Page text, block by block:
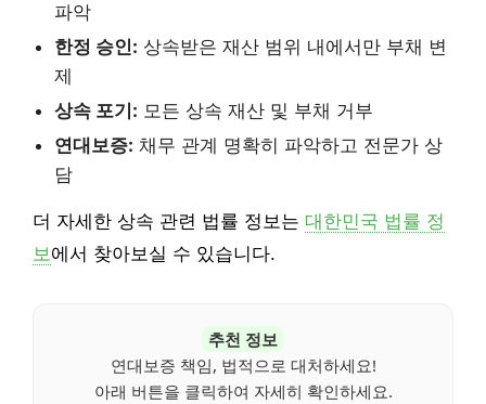
파악
한정 승인: 상속받은 재산 범위 내에서만 부채 변
제
상속 포기: 모든 상속 재산 및 부채 거부
연대보증: 채무 관계 명확히 파악하고 전문가 상
담
더 자세한 상속 관련 법률 정보는 대한민국 법률 정
보에서 찾아보실 수 있습니다.
추천 정보
연대보증 책임, 법적으로 대처하세요!
아래 버튼을 클릭하여 자세히 확인하세요.